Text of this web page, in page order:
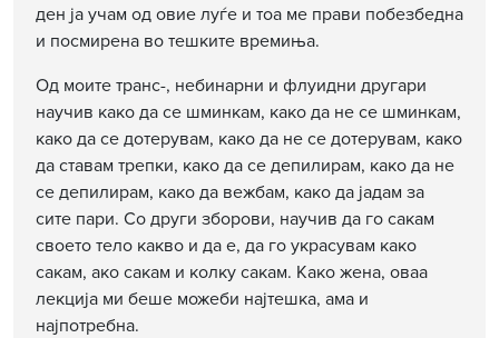
ден ја учам од овие луѓе и тоа ме прави побезбедна
и посмирена во тешките времиња.
Од моите транс-, небинарни и флуидни другари
научив како да се шминкам, како да не се шминкам,
како да се дотерувам, како да не се дотерувам, како
да ставам трепки, како да се депилирам, како да не
се депилирам, како да вежбам, како да јадам за
сите пари. Со други зборови, научив да го сакам
своето тело какво и да е, да го украсувам како
сакам, ако сакам и колку сакам. Како жена, оваа
лекција ми беше можеби најтешка, ама и
најпотребна.